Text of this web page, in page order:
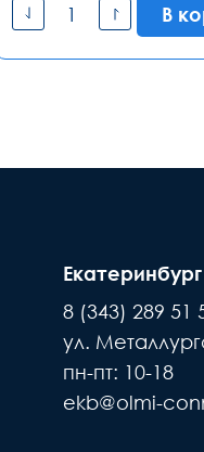
В
Екатеринбург
8 (343) 289 51
ул.
пн-пт: 10-18
ekb@olmi-